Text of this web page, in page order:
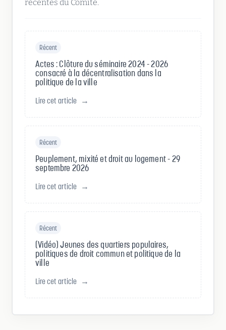
récentes du Comité.
Récent
Actes : Clôture du séminaire 2024 - 2026
consacré à la décentralisation dans la
politique de la ville
Lire cet article →
Récent
Peuplement, mixité et droit au logement - 29
septembre 2026
Lire cet article →
Récent
(Vidéo) Jeunes des quartiers populaires,
politiques de droit commun et politique de la
ville
Lire cet article →